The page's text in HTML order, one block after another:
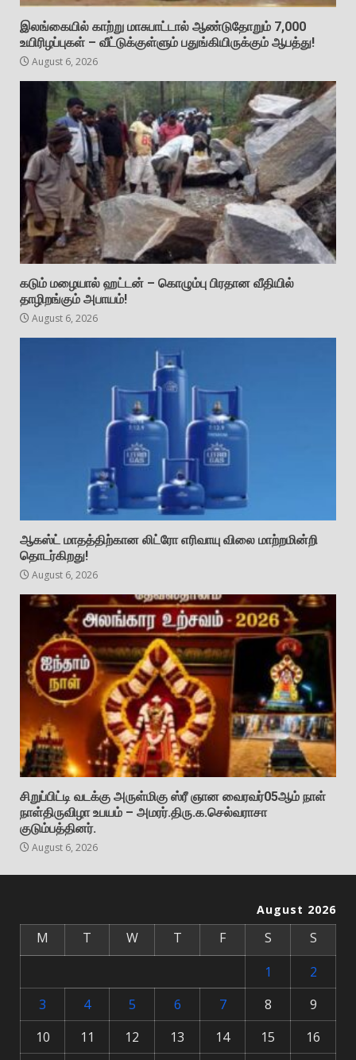
இலங்கையில் காற்று மாசுபாட்டால் ஆண்டுதோறும் 7,000
உயிரிழப்புகள் – வீட்டுக்குள்ளும் பதுங்கியிருக்கும் ஆபத்து!
August 6, 2026
கடும் மழையால் ஹட்டன் – கொழும்பு பிரதான வீதியில்
தாழிறங்கும் அபாயம்!
August 6, 2026
ஆகஸ்ட் மாதத்திற்கான லிட்ரோ எரிவாயு விலை மாற்றமின்றி
தொடர்கிறது!
August 6, 2026
சிறுப்பிட்டி வடக்கு அருள்மிகு ஸ்ரீ ஞான வைரவர்05ஆம் நாள்
நாள்திருவிழா உபயம் – அமரர்.திரு.க.செல்வராசா
குடும்பத்தினர்.
August 6, 2026
August 2026
M T W T F S
S
1
2
3
4 5 6 7 8
9
10
11 12 13 14 15
16